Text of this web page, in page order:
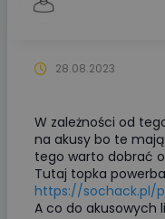
28.08.2023
W zależności od
na akusy bo te mają
tego warto dobrać
Tutaj topka
https://sochack.pl/
A co do akusowych